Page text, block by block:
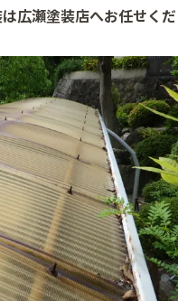
広瀬塗装店へお任せくだ